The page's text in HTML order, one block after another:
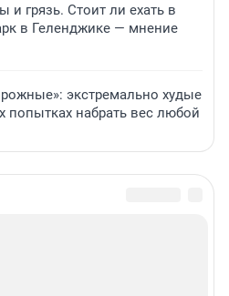
и грязь. Стоит ли ехать в
в Геленджике — мнение
экстремально худые
набрать вес любой